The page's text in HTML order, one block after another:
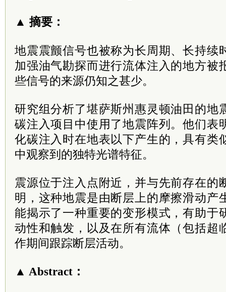
▲ 摘要：
地震震颤信号也被称为长周期、长持续
加强油气勘探而进行流体注入的地方被
些信号的来源仍知之甚少。
研究组分析了堪萨斯州惠灵顿油田的地
碳注入项目中使用了地震阵列。他们表
化碳注入时在地表以下产生的，具有类
中观察到的独特光谱特征。
震源位于注入点附近，并与先前存在的
明，这种地震是由断层上的摩擦滑动产
能揭示了一种重要的变形模式，有助于
动性和触发，以及在所有流体（包括超
作期间跟踪断层活动。
▲ Abstract：